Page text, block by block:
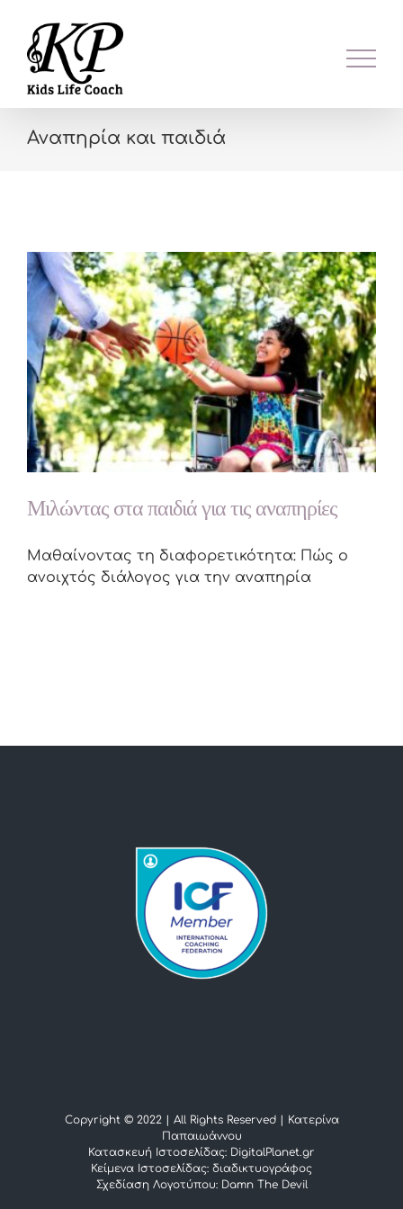
content
Αναπηρία και παιδιά
Μιλώντας στα παιδιά για τις αναπηρίες
Μαθαίνοντας τη διαφορετικότητα: Πώς ο
ανοιχτός διάλογος για την αναπηρία
Copyright © 2022 | All Rights Reserved |
Κατερίνα
Παπαιωάννου
Κατασκευή Ιστοσελίδας: DigitalPlanet.gr
Κείμενα Ιστοσελίδας: διαδικτυογράφος
Σχεδίαση Λογοτύπου: Damn The Devil